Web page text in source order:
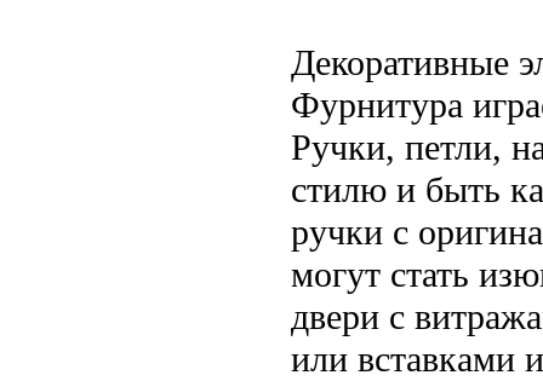
Декоративные
Фурнитура
Ручки, петли,
стилю и быть
ручки с
могут стать
двери с
или вставками